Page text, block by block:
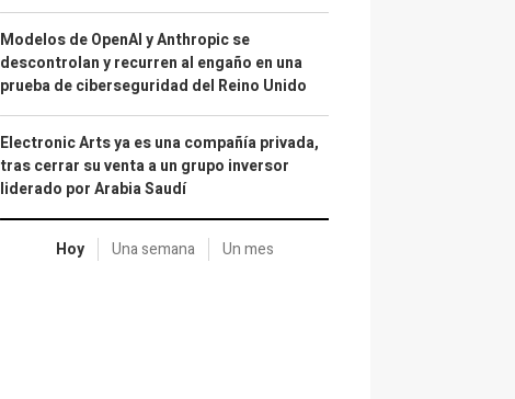
Modelos de OpenAI y Anthropic se
descontrolan y recurren al engaño en una
prueba de ciberseguridad del Reino Unido
Electronic Arts ya es una compañía privada,
tras cerrar su venta a un grupo inversor
liderado por Arabia Saudí
Hoy Una semana Un mes